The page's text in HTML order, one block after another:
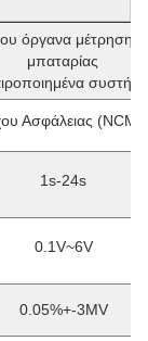
όργανα μέτρησης
μπαταρίας
Ασφάλειας
1s-24s
0.1V~6V
0.05%+-3MV